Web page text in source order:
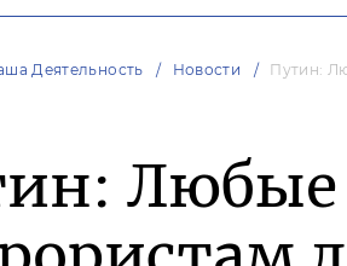
Деятельность Новости Путин:
Любые